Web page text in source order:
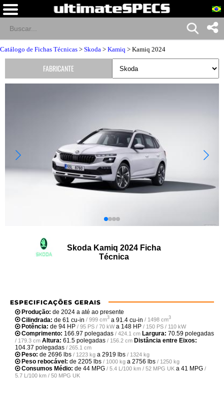
Catálogo de Fichas Técnicas > Skoda > Kamiq > Kamiq 2024
Skoda Kamiq 2024 Ficha
Técnica
ESPECIFICAÇÕES GERAIS
Produção: de 2024 a até ao presente
Cilindrada: de 61 cu-in / 999 cm3 a 91.4 cu-in / 1498 cm3
Potência: de 94 HP / 95 PS / 70 kWa 148 HP / 150 PS / 110 kW
Comprimento: 166.97 polegadas / 424.1 cm Largura: 70.59 polegadas
/ 179.3 cm Altura: 61.5 polegadas / 156.2 cm Distância entre Eixos:
104.37 polegadas / 265.1 cm
Peso: de 2696 lbs / 1223 kg a 2919 lbs / 1324 kg
Peso rebocável: de 2205 lbs / 1000 kg a 2756 lbs / 1250 kg
Consumos Médio: de 44 MPG / 5.4 L/100 km / 52 MPG UK a 41 MPG /
5.7 L/100 km / 50 MPG UK
FABRICANTE